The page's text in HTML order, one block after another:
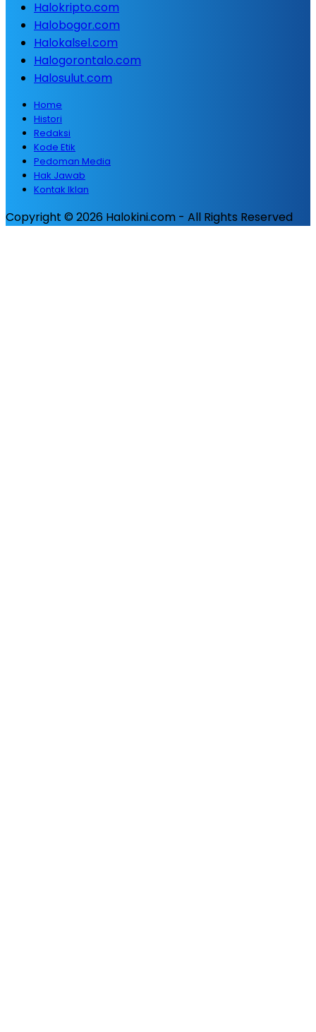
Halokripto.com
Halobogor.com
Halokalsel.com
Halogorontalo.com
Halosulut.com
Home
Histori
Redaksi
Kode Etik
Pedoman Media
Hak Jawab
Kontak Iklan
Copyright © 2026 Halokini.com - All Rights Reserved